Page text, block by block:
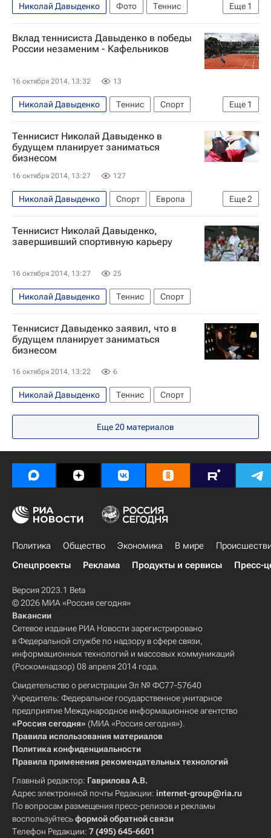
Еще 1
Николай Давыденко Фото
Теннис
Спорт
Вклад теннисиста Давыденко в победы
России незаменим - Кафельников
16 октября 2014, 13:32 13
Еще 1
Николай Давыденко Теннис
Спорт
Евгений Кафельников
Теннисист Николай Давыденко в
будущем планирует заниматься
бизнесом
16 октября 2014, 13:27 127
Еще2
Николай Давыденко Спорт
Европа
Весь мир
Россия
Теннисист Николай Давыденко,
завершивший спортивную карьеру
16 октября 2014, 13:27 25
Николай Давыденко Теннис Спорт
Теннисист Давыденко заявил, что в
будущем планирует заниматься
бизнесом
16 октября 2014, 13:22 6
Николай Давыденко Теннис Спорт
Еще20 материалов
Политика Общество Экономика В мире
Спецпроекты
Реклама Продукты и сервисы Пресс-
Версия 2023.1 Beta
© 2026 МИА «Россия сегодня»
Вакансии
Сетевое издание РИА Новости зарегистрировано
в Федеральной службе по надзору в сфере связи,
информационных технологий и массовых коммуникаций
(Роскомнадзор) 08 апреля 2014 года.
Свидетельство о регистрации Эл № ФС77-57640
Учредитель: Федеральное государственное унитарное
предприятие Международное информационное агентство
«Россия сегодня» (МИА «Россия сегодня»).
Правила использования материалов
Политика конфиденциальности
Правила применения рекомендательных технологий
Главный редактор: Гаврилова А.В.
Адрес электронной почты Редакции: internet-group@ria.ru
По вопросам размещения пресс-релизов и рекламы
воспользуйтесьформой обратной связи
Телефон Редакции: 7 (495) 645-6601